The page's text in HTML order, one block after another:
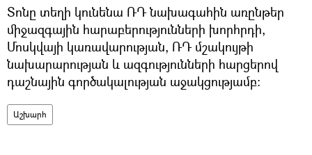
Տոնը տեղի կունենա ՌԴ նախագահին առընթեր
միջազգային հարաբերությունների խորհրդի,
Մոսկվայի կառավարության, ՌԴ մշակույթի
նախարարության և ազգությունների հարցերով
դաշնային գործակալության աջակցությամբ։
Աշխարհ